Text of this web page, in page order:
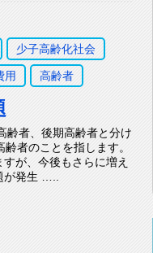
少子高齢化社会
用 高齢者
齢者、後期高齢者と分け
者のことを指します。
が、今後もさらに増え
が発生 …..